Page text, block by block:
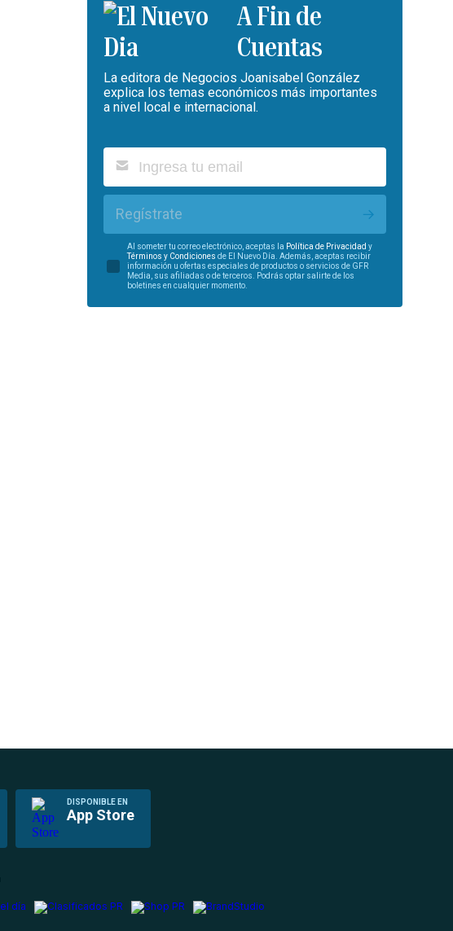
A Fin de
Cuentas
La editora de Negocios Joanisabel González
explica los temas económicos más importantes
a nivel local e internacional.
Regístrate
Al someter tu correo electrónico, aceptas la Política de Privacidad y
Términos y Condiciones de El Nuevo Día. Además, aceptas recibir
información u ofertas especiales de productos o servicios de GFR
Media, sus afiliadas o de terceros. Podrás optar salirte de los
boletines en cualquier momento.
DISPONIBLE EN
App Store